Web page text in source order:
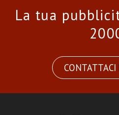
La tua
CONTATTACI